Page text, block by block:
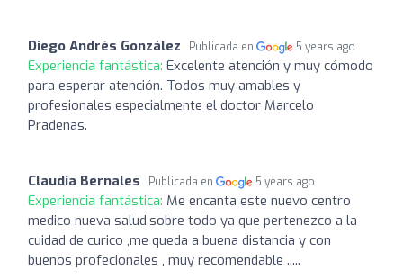
Diego Andrés González Publicada en 5 years ago
Experiencia fantástica: Excelente atención y muy cómodo
para esperar atención. Todos muy amables y
profesionales especialmente el doctor Marcelo
Pradenas.
Claudia Bernales Publicada en 5 years ago
Experiencia fantástica: Me encanta este nuevo centro
medico nueva salud,sobre todo ya que pertenezco a la
cuidad de curico ,me queda a buena distancia y con
buenos profecionales , muy recomendable .....